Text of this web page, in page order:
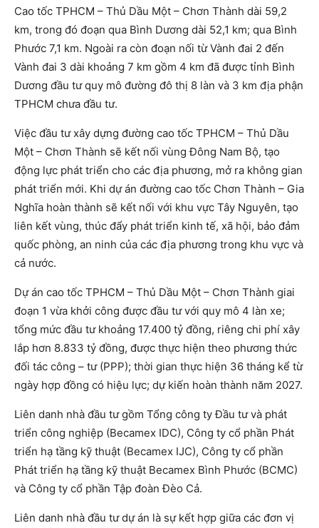
Cao tốc TPHCM – Thủ Dầu Một – Chơn Thành dài 59,2
km, trong đó đoạn qua Bình Dương dài 52,1 km; qua Bình
Phước 7,1 km. Ngoài ra còn đoạn nối từ Vành đai 2 đến
Vành đai 3 dài khoảng 7 km gồm 4 km đã được tỉnh Bình
Dương đầu tư quy mô đường đô thị 8 làn và 3 km địa phận
TPHCM chưa đầu tư.
Việc đầu tư xây dựng đường cao tốc TPHCM – Thủ Dầu
Một – Chơn Thành sẽ kết nối vùng Đông Nam Bộ, tạo
động lực phát triển cho các địa phương, mở ra không gian
phát triển mới. Khi dự án đường cao tốc Chơn Thành – Gia
Nghĩa hoàn thành sẽ kết nối với khu vực Tây Nguyên, tạo
liên kết vùng, thúc đẩy phát triển kinh tế, xã hội, bảo đảm
quốc phòng, an ninh của các địa phương trong khu vực và
cả nước.
Dự án cao tốc TPHCM – Thủ Dầu Một – Chơn Thành giai
đoạn 1 vừa khởi công được đầu tư với quy mô 4 làn xe;
tổng mức đầu tư khoảng 17.400 tỷ đồng, riêng chi phí xây
lắp hơn 8.833 tỷ đồng, được thực hiện theo phương thức
đối tác công – tư (PPP); thời gian thực hiện 36 tháng kể từ
ngày hợp đồng có hiệu lực; dự kiến hoàn thành năm 2027.
Liên danh nhà đầu tư gồm Tổng công ty Đầu tư và phát
triển công nghiệp (Becamex IDC), Công ty cổ phần Phát
triển hạ tầng kỹ thuật (Becamex IJC), Công ty cổ phần
Phát triển hạ tầng kỹ thuật Becamex Bình Phước (BCMC)
và Công ty cổ phần Tập đoàn Đèo Cả.
Liên danh nhà đầu tư dự án là sự kết hợp giữa các đơn vị